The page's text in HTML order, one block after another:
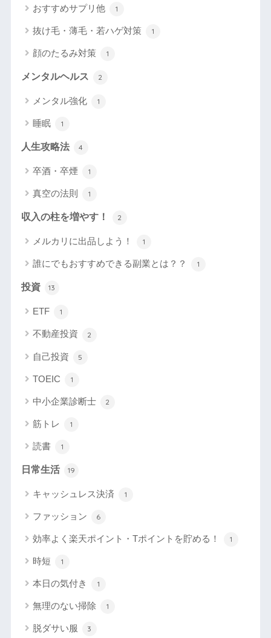
おすすめサプリ他 1
抜け毛・薄毛・若ハゲ対策 1
顔のたるみ対策 1
メンタルヘルス 2
メンタル強化 1
睡眠 1
人生攻略法 4
卒酒・卒煙 1
真空の法則 1
収入の柱を増やす！ 2
メルカリに出品しよう！ 1
誰にでもおすすめできる副業とは？？ 1
投資 13
ETF 1
不動産投資 2
自己投資 5
TOEIC 1
中小企業診断士 2
筋トレ 1
読書 1
日常生活 19
キャッシュレス決済 1
ファッション 6
効率よく楽天ポイント・Tポイントを貯める！ 1
時短 1
本日の気付き 1
無理のない掃除 1
脱ダサい服 3